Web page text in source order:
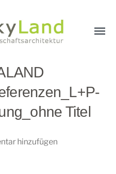
Menü
Titel
hinzufügen